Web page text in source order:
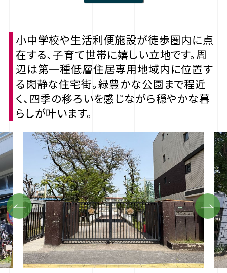
小中学校や生活利便施設が徒歩圏内に点
在する、子育て世帯に嬉しい立地です。周
辺は第一種低層住居専用地域内に位置す
る閑静な住宅街。緑豊かな公園まで程近
く、四季の移ろいを感じながら穏やかな暮
らしが叶います。
Previous Next